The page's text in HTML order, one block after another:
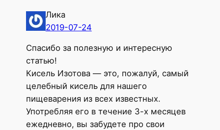
Лика
2019-07-24
Спасибо за полезную и интересную
статью!
Кисель Изотова — это, пожалуй, самый
целебный кисель для нашего
пищеварения из всех известных.
Употребляя его в течение 3-х месяцев
ежедневно, вы забудете про свои